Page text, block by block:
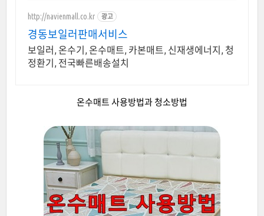
http://navienmall.co.kr 광고
경동보일러판매서비스
보일러, 온수기, 온수매트, 카본매트, 신재생에너지, 청
정환기, 전국빠른배송설치
온수매트 사용방법과 청소방법